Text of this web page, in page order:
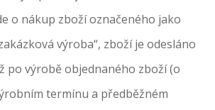
o nákup zboží označeného jako
výroba“, zboží je odesláno
po výrobě objednaného zboží (o
termínu a předběžném